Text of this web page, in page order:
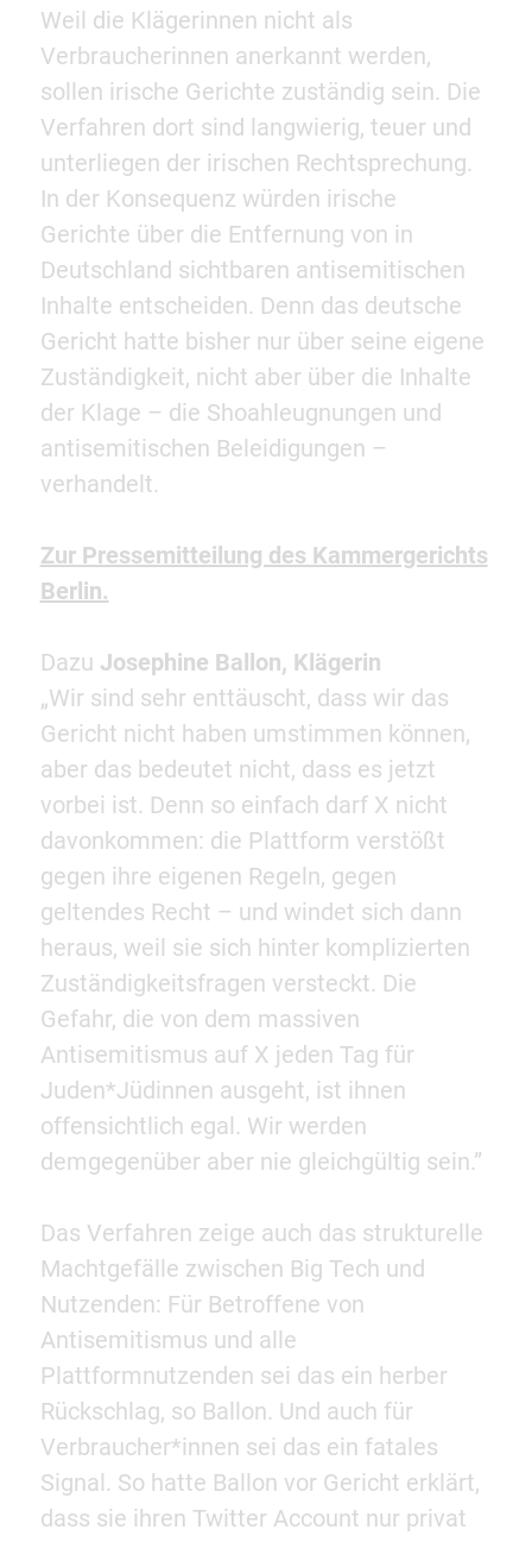
Weil die Klägerinnen nicht als
Verbraucherinnen anerkannt werden,
sollen irische Gerichte zuständig sein. Die
Verfahren dort sind langwierig, teuer und
unterliegen der irischen Rechtsprechung.
In der Konsequenz würden irische
Gerichte über die Entfernung von in
Deutschland sichtbaren antisemitischen
Inhalte entscheiden. Denn das deutsche
Gericht hatte bisher nur über seine eigene
Zuständigkeit, nicht aber über die Inhalte
der Klage – die Shoahleugnungen und
antisemitischen Beleidigungen –
verhandelt.
Zur Pressemitteilung des Kammergerichts
Berlin.
Dazu Josephine Ballon, Klägerin
„Wir sind sehr enttäuscht, dass wir das
Gericht nicht haben umstimmen können,
aber das bedeutet nicht, dass es jetzt
vorbei ist. Denn so einfach darf X nicht
davonkommen: die Plattform verstößt
gegen ihre eigenen Regeln, gegen
geltendes Recht – und windet sich dann
heraus, weil sie sich hinter komplizierten
Zuständigkeitsfragen versteckt. Die
Gefahr, die von dem massiven
Antisemitismus auf X jeden Tag für
Juden*Jüdinnen ausgeht, ist ihnen
offensichtlich egal. Wir werden
demgegenüber aber nie gleichgültig sein.”
Das Verfahren zeige auch das strukturelle
Machtgefälle zwischen Big Tech und
Nutzenden: Für Betroffene von
Antisemitismus und alle
Plattformnutzenden sei das ein herber
Rückschlag, so Ballon. Und auch für
Verbraucher*innen sei das ein fatales
Signal. So hatte Ballon vor Gericht erklärt,
dass sie ihren Twitter Account nur privat